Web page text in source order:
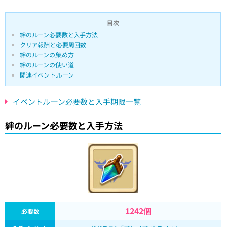
目次
絆のルーン必要数と入手方法
クリア報酬と必要周回数
絆のルーンの集め方
絆のルーンの使い道
関連イベントルーン
イベントルーン必要数と入手期限一覧
絆のルーン必要数と入手方法
必要数 1242個